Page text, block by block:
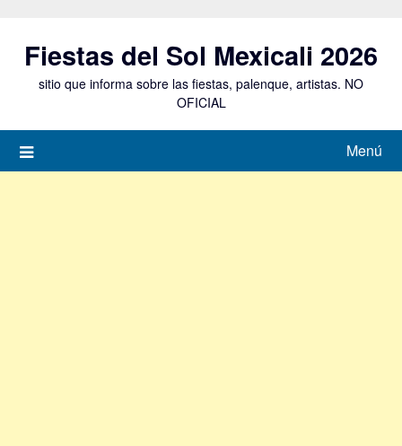
contenido
Fiestas del Sol Mexicali 2026
sitio que informa sobre las fiestas, palenque, artistas. NO
OFICIAL
Menú